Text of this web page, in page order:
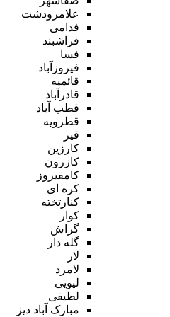
علامرودشت
فدامی
فراشبند
فسا
فیروزآباد
قائمیه
قادرآباد
قطب آباد
قطرویه
قیر
کارزین
کازرون
کامفیروز
کره ای
کنارتخته
کوار
گراش
گله دار
لار
لامرد
لپویی
لطیفی
مبارک آباد دیز